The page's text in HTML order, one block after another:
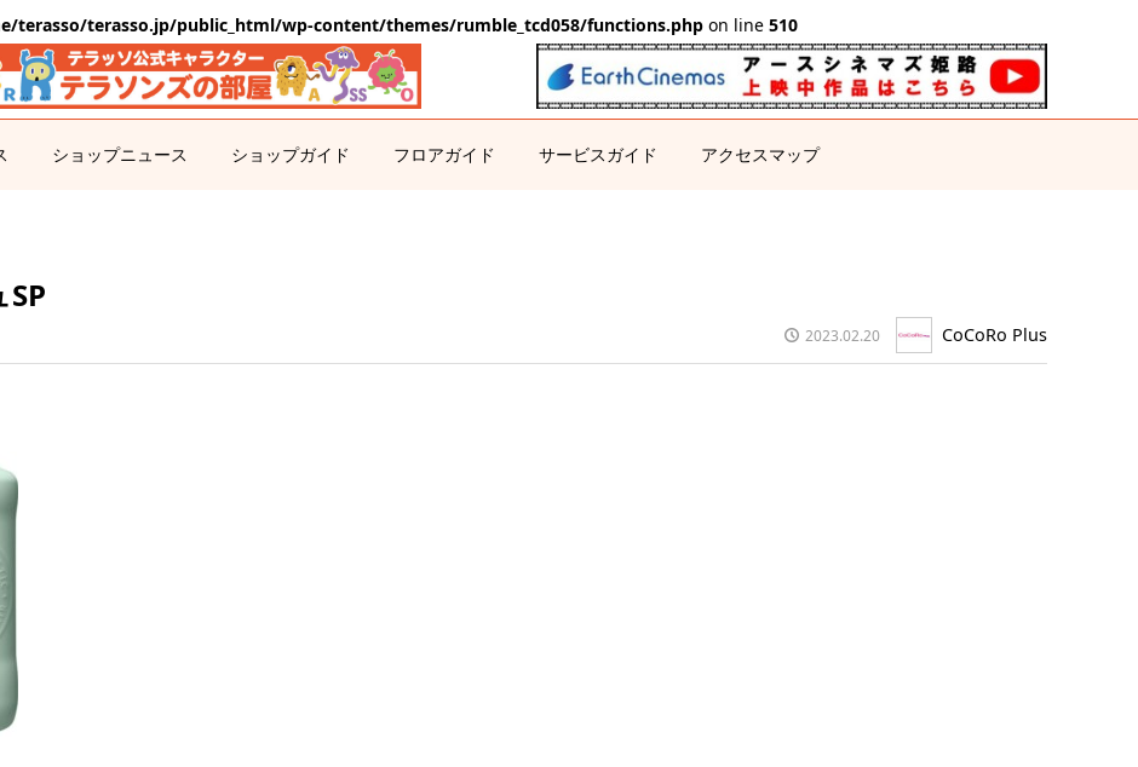
terasso/terasso.jp/public_html/wp-content/themes/rumble_tcd058/functions.php on line 510
ショップニュース ショップガイド フロアガイド サービスガイド アクセスマップ
2023.02.20 CoCoRo Plus